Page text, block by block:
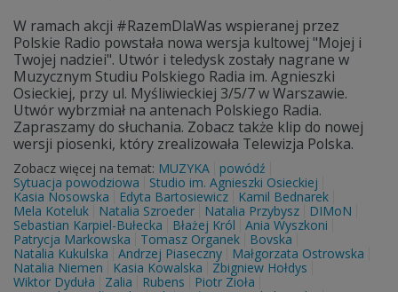
W ramach akcji #RazemDlaWas wspieranej przez
Polskie Radio powstała nowa wersja kultowej "Mojej i
Twojej nadziei". Utwór i teledysk zostały nagrane w
Muzycznym Studiu Polskiego Radia im. Agnieszki
Osieckiej, przy ul. Myśliwieckiej 3/5/7 w Warszawie.
Utwór wybrzmiał na antenach Polskiego Radia.
Zapraszamy do słuchania. Zobacz także klip do nowej
wersji piosenki, który zrealizowała Telewizja Polska.
Zobacz więcej na temat: MUZYKA
powódź
Sytuacja powodziowa
Studio im. Agnieszki Osieckiej
Kasia Nosowska
Edyta Bartosiewicz
Kamil Bednarek
Mela Koteluk
Natalia Szroeder Natalia Przybysz
DIMoN
Sebastian Karpiel-Bułecka
Błażej Król
Ania Wyszkoni
Patrycja Markowska
Tomasz Organek
Bovska
Natalia Kukulska
Andrzej Piaseczny
Małgorzata Ostrowska
Natalia Niemen
Kasia Kowalska
Zbigniew Hołdys
Wiktor Dyduła
Zalia Rubens
Piotr Zioła